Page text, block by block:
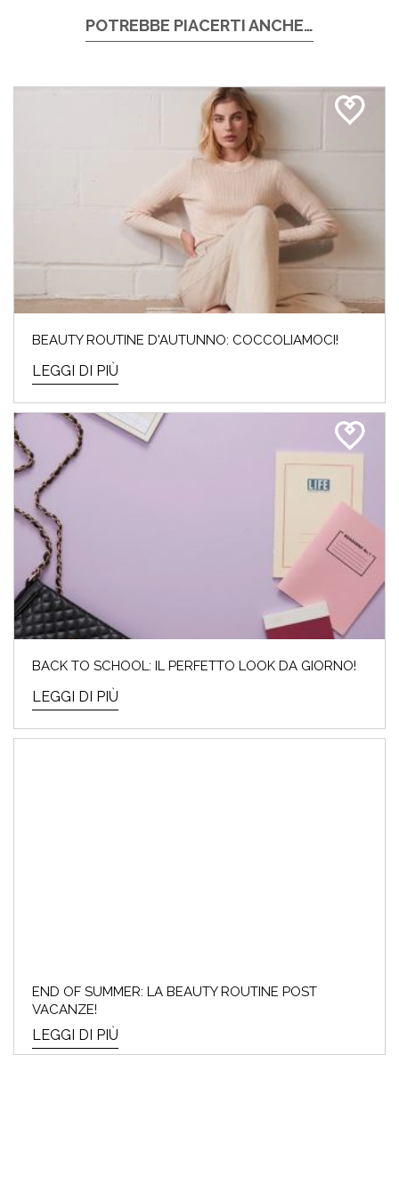
POTREBBE PIACERTI ANCHE…
BEAUTY ROUTINE D'AUTUNNO: COCCOLIAMOCI!
LEGGI DI PIÙ
BACK TO SCHOOL: IL PERFETTO LOOK DA GIORNO!
LEGGI DI PIÙ
END OF SUMMER: LA BEAUTY ROUTINE POST
VACANZE!
LEGGI DI PIÙ